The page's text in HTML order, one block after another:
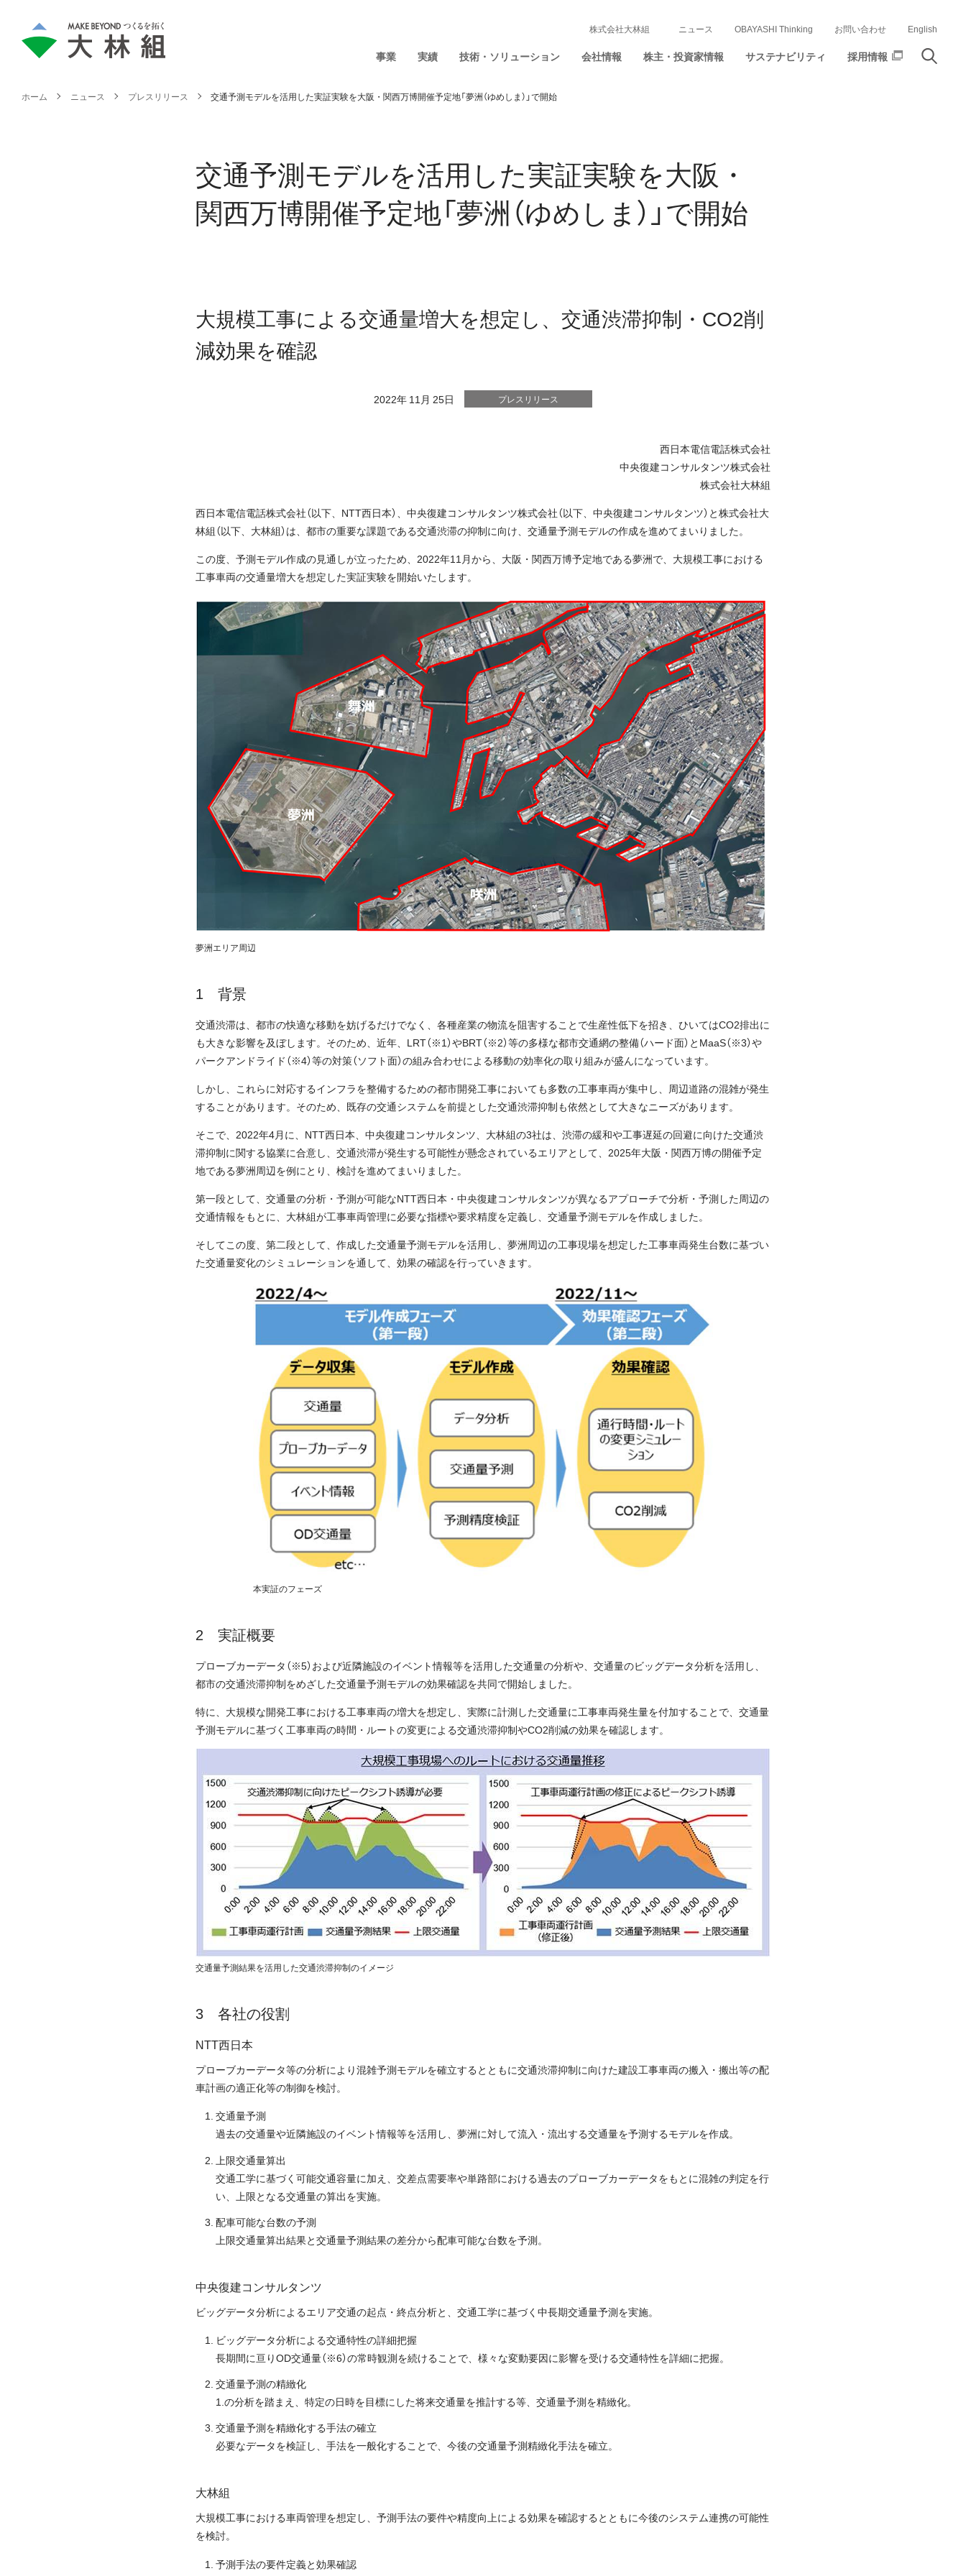
事業 実績 技術・ソリューション 会社情報 株主・投資家情報 サステナビリティ 採用情報
株式会社大林組 ニュース OBAYASHI Thinking お問い合わせ English
ホーム ニュース プレスリリース 交通予測モデルを活用した実証実験を大阪・関西万博開催予定地「夢洲（ゆめしま）」で開始
交通予測モデルを活用した実証実験を大阪・
関西万博開催予定地「夢洲（ゆめしま）」で開始
大規模工事による交通量増大を想定し、交通渋滞抑制・CO2削
減効果を確認
2022年 11月 25日 プレスリリース
西日本電信電話株式会社
中央復建コンサルタンツ株式会社
株式会社大林組
西日本電信電話株式会社（以下、NTT西日本）、中央復建コンサルタンツ株式会社（以下、中央復建コンサルタンツ）と株式会社大
林組（以下、大林組）は、都市の重要な課題である交通渋滞の抑制に向け、交通量予測モデルの作成を進めてまいりました。
この度、予測モデル作成の見通しが立ったため、2022年11月から、大阪・関西万博予定地である夢洲で、大規模工事における
工事車両の交通量増大を想定した実証実験を開始いたします。
夢洲エリア周辺
背景
交通渋滞は、都市の快適な移動を妨げるだけでなく、各種産業の物流を阻害することで生産性低下を招き、ひいてはCO2排出に
も大きな影響を及ぼします。そのため、近年、LRT（※1）やBRT（※2）等の多様な都市交通網の整備（ハード面）とMaaS（※3）や
パークアンドライド（※4）等の対策（ソフト面）の組み合わせによる移動の効率化の取り組みが盛んになっています。
しかし、これらに対応するインフラを整備するための都市開発工事においても多数の工事車両が集中し、周辺道路の混雑が発生
することがあります。そのため、既存の交通システムを前提とした交通渋滞抑制も依然として大きなニーズがあります。
そこで、2022年4月に、NTT西日本、中央復建コンサルタンツ、大林組の3社は、渋滞の緩和や工事遅延の回避に向けた交通渋
滞抑制に関する協業に合意し、交通渋滞が発生する可能性が懸念されているエリアとして、2025年大阪・関西万博の開催予定
地である夢洲周辺を例にとり、検討を進めてまいりました。
第一段として、交通量の分析・予測が可能なNTT西日本・中央復建コンサルタンツが異なるアプローチで分析・予測した周辺の
交通情報をもとに、大林組が工事車両管理に必要な指標や要求精度を定義し、交通量予測モデルを作成しました。
そしてこの度、第二段として、作成した交通量予測モデルを活用し、夢洲周辺の工事現場を想定した工事車両発生台数に基づい
た交通量変化のシミュレーションを通して、効果の確認を行っていきます。
本実証のフェーズ
実証概要
プローブカーデータ（※5）および近隣施設のイベント情報等を活用した交通量の分析や、交通量のビッグデータ分析を活用し、
都市の交通渋滞抑制をめざした交通量予測モデルの効果確認を共同で開始しました。
特に、大規模な開発工事における工事車両の増大を想定し、実際に計測した交通量に工事車両発生量を付加することで、交通量
予測モデルに基づく工事車両の時間・ルートの変更による交通渋滞抑制やCO2削減の効果を確認します。
交通量予測結果を活用した交通渋滞抑制のイメージ
各社の役割
NTT西日本
プローブカーデータ等の分析により混雑予測モデルを確立するとともに交通渋滞抑制に向けた建設工事車両の搬入・搬出等の配
車計画の適正化等の制御を検討。
交通量予測
過去の交通量や近隣施設のイベント情報等を活用し、夢洲に対して流入・流出する交通量を予測するモデルを作成。
上限交通量算出
交通工学に基づく可能交通容量に加え、交差点需要率や単路部における過去のプローブカーデータをもとに混雑の判定を行
い、上限となる交通量の算出を実施。
配車可能な台数の予測
上限交通量算出結果と交通量予測結果の差分から配車可能な台数を予測。
中央復建コンサルタンツ
ビッグデータ分析によるエリア交通の起点・終点分析と、交通工学に基づく中長期交通量予測を実施。
ビッグデータ分析による交通特性の詳細把握
長期間に亘りOD交通量（※6）の常時観測を続けることで、様々な変動要因に影響を受ける交通特性を詳細に把握。
交通量予測の精緻化
1.の分析を踏まえ、特定の日時を目標にした将来交通量を推計する等、交通量予測を精緻化。
交通量予測を精緻化する手法の確立
必要なデータを検証し、手法を一般化することで、今後の交通量予測精緻化手法を確立。
大林組
大規模工事における車両管理を想定し、予測手法の要件や精度向上による効果を確認するとともに今後のシステム連携の可能性
を検討。
予測手法の要件定義と効果確認